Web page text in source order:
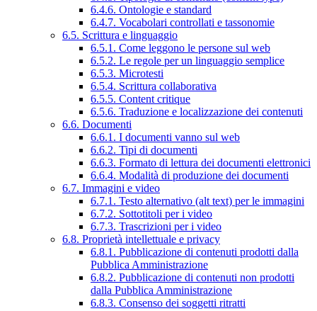
6.4.6. Ontologie e standard
6.4.7. Vocabolari controllati e tassonomie
6.5. Scrittura e linguaggio
6.5.1. Come leggono le persone sul web
6.5.2. Le regole per un linguaggio semplice
6.5.3. Microtesti
6.5.4. Scrittura collaborativa
6.5.5. Content critique
6.5.6. Traduzione e localizzazione dei contenuti
6.6. Documenti
6.6.1. I documenti vanno sul web
6.6.2. Tipi di documenti
6.6.3. Formato di lettura dei documenti elettronici
6.6.4. Modalità di produzione dei documenti
6.7. Immagini e video
6.7.1. Testo alternativo (alt text) per le immagini
6.7.2. Sottotitoli per i video
6.7.3. Trascrizioni per i video
6.8. Proprietà intellettuale e privacy
6.8.1. Pubblicazione di contenuti prodotti dalla
Pubblica Amministrazione
6.8.2. Pubblicazione di contenuti non prodotti
dalla Pubblica Amministrazione
6.8.3. Consenso dei soggetti ritratti